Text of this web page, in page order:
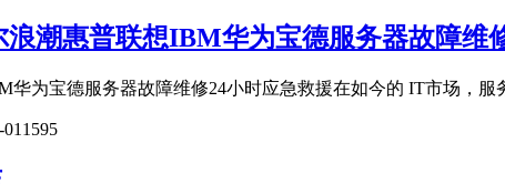
潮惠普联想IBM华为宝德服务器故障维
为宝德服务器故障维修24小时应急救援在如今的 IT市场，
1595